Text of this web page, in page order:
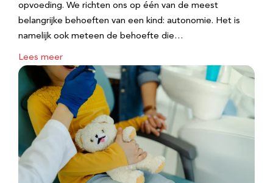
opvoeding. We richten ons op één van de meest
belangrijke behoeften van een kind: autonomie. Het is
namelijk ook meteen de behoefte die…
Lees meer